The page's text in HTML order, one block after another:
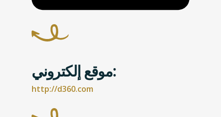
موقع إلكتروني:
http://d360.com